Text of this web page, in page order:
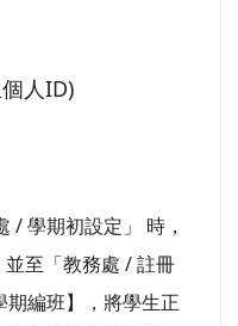
人ID)
/ 學期初設定」 時，
至「教務處 / 註冊
編班】，將學生正